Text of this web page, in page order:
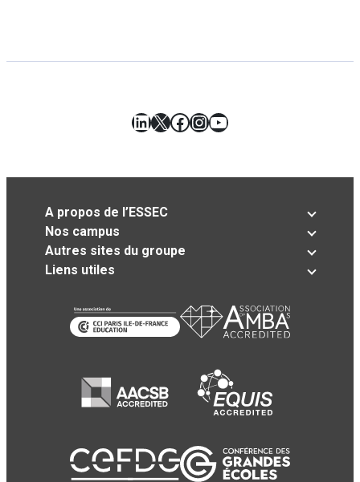
LinkedIn
X Facebook
Instagram
YouTube
A propos de l’ESSEC
Nos campus
Autres sites du groupe
Liens utiles